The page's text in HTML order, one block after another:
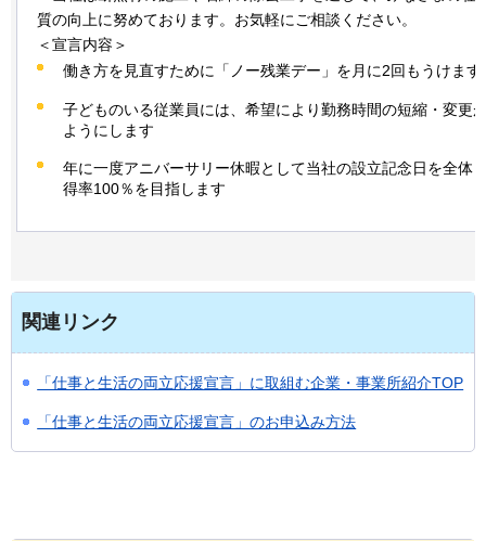
質の向上に努めております。お気軽にご相談ください。
＜宣言内容＞
働き方を見直すために「ノー残業デー」を月に2回もうけます
子どものいる従業員には、希望により勤務時間の短縮・変更
ようにします
年に一度アニバーサリー休暇として当社の設立記念日を全体
得率100％を目指します
関連リンク
「仕事と生活の両立応援宣言」に取組む企業・事業所紹介TOP
「仕事と生活の両立応援宣言」のお申込み方法